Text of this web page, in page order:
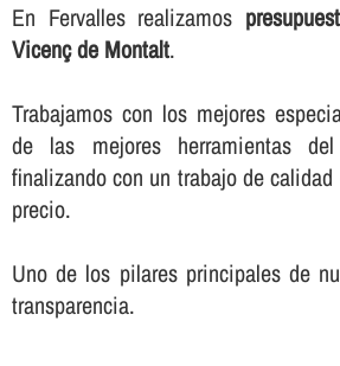
En Fervalles realizamos
Vicenç de Montalt.
Trabajamos con los mejores
de las mejores herramientas
finalizando con un trabajo de
precio.
Uno de los pilares principales de
transparencia.